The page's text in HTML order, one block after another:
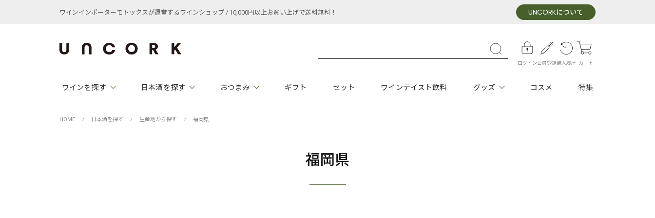
ワインインポーターモトックスが運営するワインショップ / 10,000円以上お買い上げで送料無料！ UNCORKについて
ログイン会員登録購入履歴 カート
ワインを探す 日本酒を探す おつまみ ギフト セット ワインテイスト飲料 グッズ コスメ 特集
HOME ⁄ 日本酒を探す ⁄ 生産地から探す ⁄ 福岡県
福岡県